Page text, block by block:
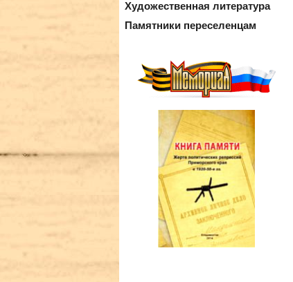
Художественная литература
Памятники переселенцам